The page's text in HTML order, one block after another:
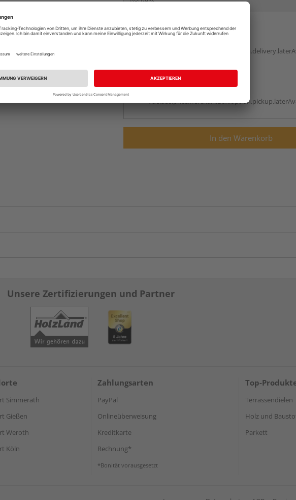
Online bestellen
Beim Händler abholen
In den Warenkorb
Unsere Zertifizierungen und Partner
Simmerath
Gießen
Weroth
Köln
Zahlungsarten
PayPal
Onlineüberweisung
Kreditkarte
Rechnung*
*Bonität vorausgesetzt
Top-
Terrassendielen
Holz und
Parkett